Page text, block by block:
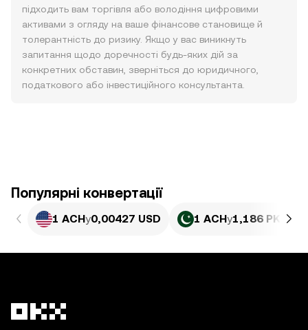
підходить вам торгівля або володіння цифровими
активами з огляду на ваше фінансове становище й
толерантність до ризику. Якщо у вас виникнуть
запитання щодо доречності будь-яких дій за
конкретних обставин, зверніться до юридичного,
податкового або інвестиційного консультанта.
Популярні конвертації
1 ACHу0,00427 USD 1 ACHу1,186 PKR